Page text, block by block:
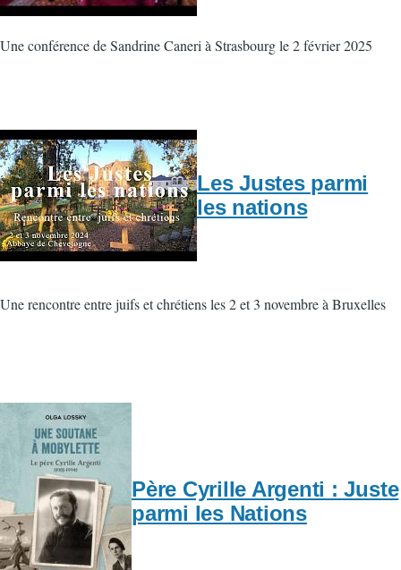
Une conférence de Sandrine Caneri à Strasbourg le 2 février 2025
Les Justes parmi
les nations
Une rencontre entre juifs et chrétiens les 2 et 3 novembre à Bruxelles
Père Cyrille Argenti : Juste
parmi les Nations